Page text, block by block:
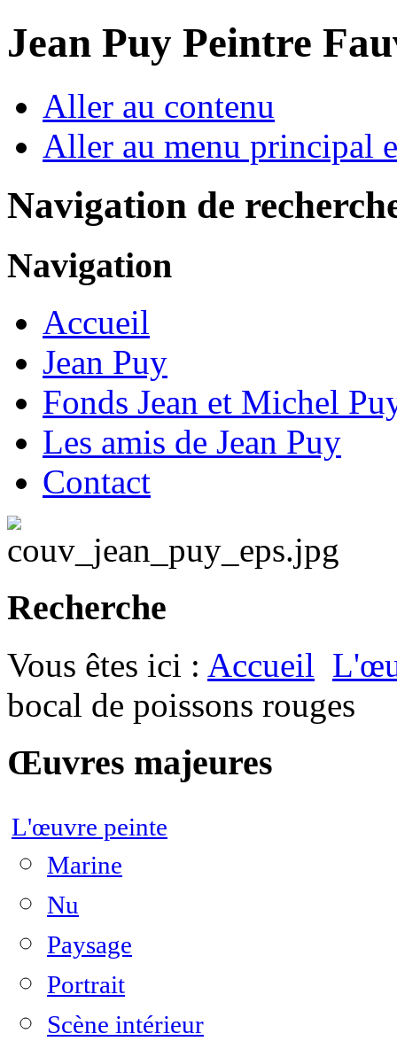
Jean Puy Peintre
Aller au contenu
Aller au menu principal
Navigation de
Navigation
Accueil
Jean Puy
Fonds Jean et Michel
Les amis de Jean Puy
Contact
Recherche
Vous êtes ici : Accueil
bocal de poissons rouges
Œuvres majeures
L'œuvre peinte
Marine
Nu
Paysage
Portrait
Scène intérieur